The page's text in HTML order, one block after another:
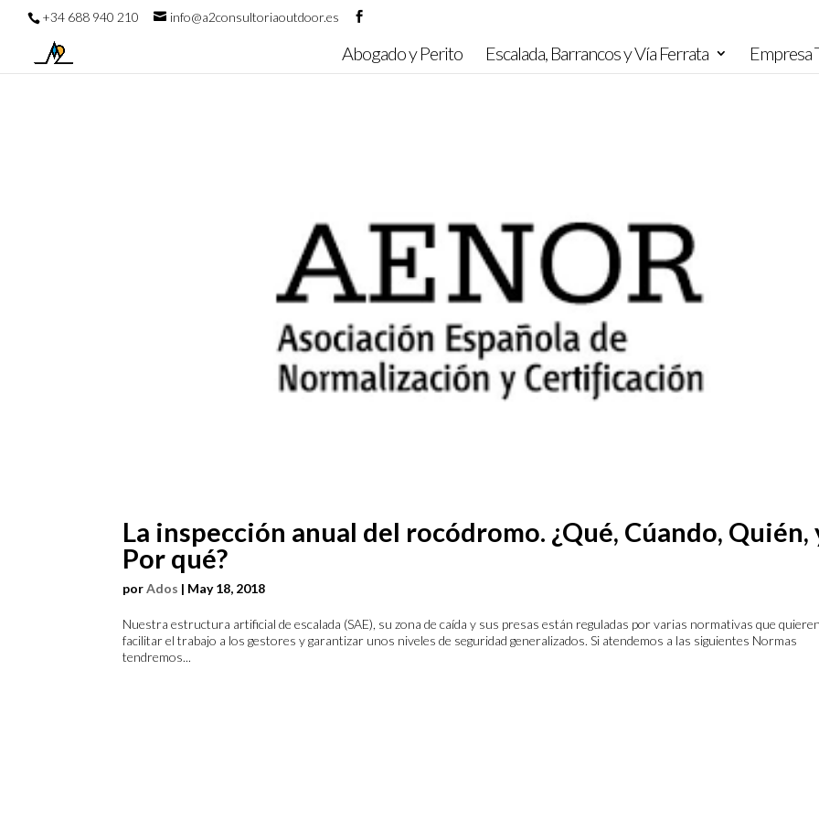
+34 688 940 210 info@a2consultoriaoutdoor.es
Abogado y Perito Escalada, Barrancos y Vía Ferrata Empresa
La inspección anual del rocódromo. ¿Qué, Cúando, Quién,
Por qué?
porAdos | May 18, 2018
Nuestra estructura artificial de escalada (SAE), su zona de caída y sus presas están reguladas por varias normativas que
facilitar el trabajo a los gestores y garantizar unos niveles de seguridad generalizados. Si atendemos a las siguientes Normas
tendremos...